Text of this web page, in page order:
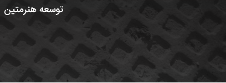
توسعه هنرمتین